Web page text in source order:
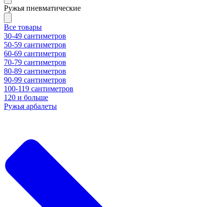
Ружья пневматические
Все товары
30-49 сантиметров
50-59 сантиметров
60-69 сантиметров
70-79 сантиметров
80-89 сантиметров
90-99 сантиметров
100-119 сантиметров
120 и больше
Ружья арбалеты